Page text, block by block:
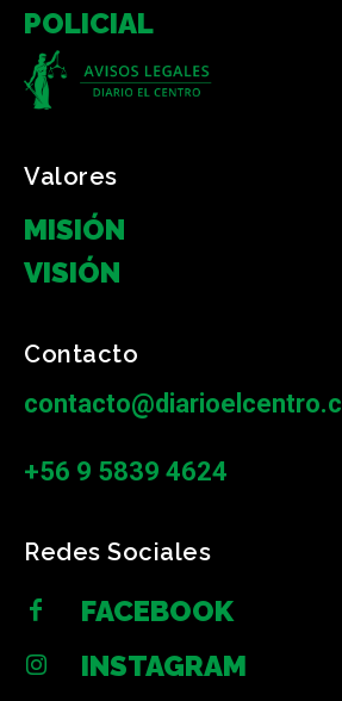
POLICIAL
Valores
MISIÓN
VISIÓN
Contacto
contacto@diarioelcentro.cl
+56 9 5839 4624
Redes Sociales
FACEBOOK
INSTAGRAM